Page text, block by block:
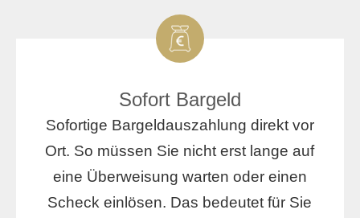
Sofort Bargeld
Sofortige Bargeldauszahlung direkt vor
Ort. So müssen Sie nicht erst lange auf
eine Überweisung warten oder einen
Scheck einlösen. Das bedeutet für Sie